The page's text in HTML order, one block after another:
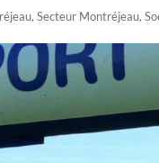
, Secteur Montréjeau,